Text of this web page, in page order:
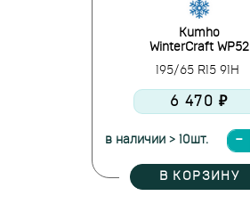
Kumho
WinterCraft WP52
195/65 R15 91H
6 470 ₽
в наличии > 10шт.
В КОРЗИНУ